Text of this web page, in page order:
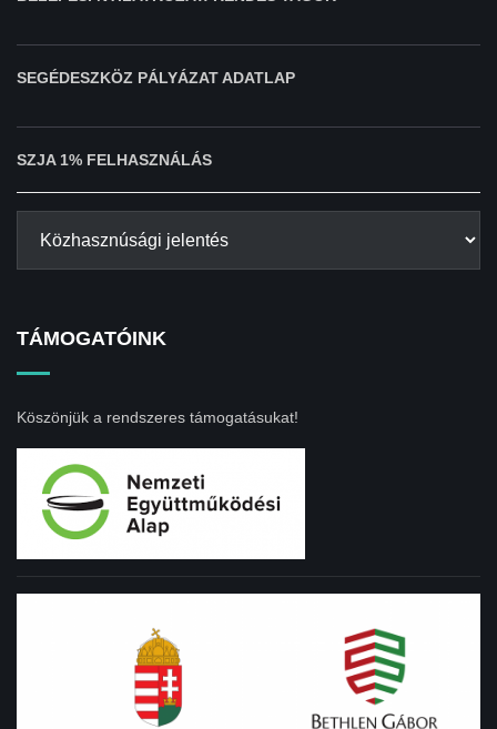
SEGÉDESZKÖZ PÁLYÁZAT ADATLAP
SZJA 1% FELHASZNÁLÁS
TÁMOGATÓINK
Köszönjük a rendszeres támogatásukat!